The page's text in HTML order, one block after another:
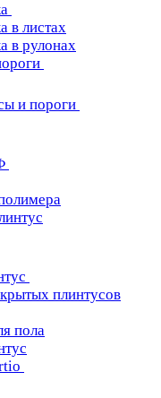
в листах
в рулонах
и пороги
плинтусов
пола